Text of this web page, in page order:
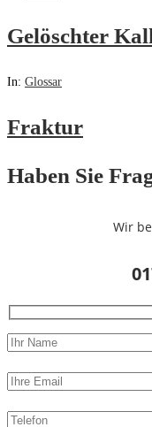
Gelöschter
In: Glossar
Fraktur
Haben Sie
Wir